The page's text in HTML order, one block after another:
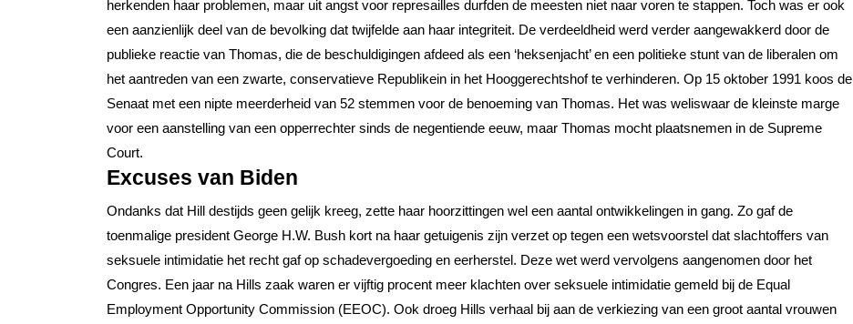
herkenden haar problemen, maar uit angst voor represailles durfden de meesten niet naar voren te stappen. Toch was er ook
een aanzienlijk deel van de bevolking dat twijfelde aan haar integriteit. De verdeeldheid werd verder aangewakkerd door de
publieke reactie van Thomas, die de beschuldigingen afdeed als een ‘heksenjacht’ en een politieke stunt van de liberalen om
het aantreden van een zwarte, conservatieve Republikein in het Hooggerechtshof te verhinderen. Op 15 oktober 1991 koos de
Senaat met een nipte meerderheid van 52 stemmen voor de benoeming van Thomas. Het was weliswaar de kleinste marge
voor een aanstelling van een opperrechter sinds de negentiende eeuw, maar Thomas mocht plaatsnemen in de Supreme
Court.
Excuses van Biden
Ondanks dat Hill destijds geen gelijk kreeg, zette haar hoorzittingen wel een aantal ontwikkelingen in gang. Zo gaf de
toenmalige president George H.W. Bush kort na haar getuigenis zijn verzet op tegen een wetsvoorstel dat slachtoffers van
seksuele intimidatie het recht gaf op schadevergoeding en eerherstel. Deze wet werd vervolgens aangenomen door het
Congres. Een jaar na Hills zaak waren er vijftig procent meer klachten over seksuele intimidatie gemeld bij de Equal
Employment Opportunity Commission (EEOC). Ook droeg Hills verhaal bij aan de verkiezing van een groot aantal vrouwen